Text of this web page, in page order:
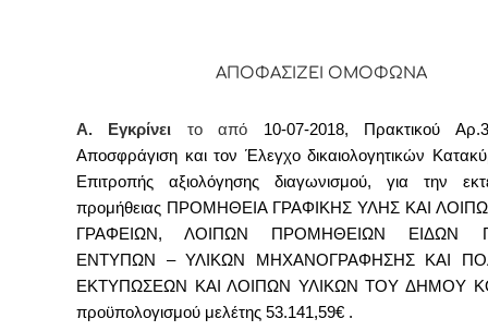
ΑΠΟΦΑΣΙΖΕΙ ΟΜΟΦΩΝΑ
Α. Εγκρίνει το από 10-07-2018, Πρακτικού
Αποσφράγιση και τον Έλεγχο δικαιολογητικών
Επιτροπής αξιολόγησης διαγωνισμού, για την
προμήθειας ΠΡΟΜΗΘΕΙΑ ΓΡΑΦΙΚΗΣ ΥΛΗΣ ΚΑΙ
ΓΡΑΦΕΙΩΝ, ΛΟΙΠΩΝ ΠΡΟΜΗΘΕΙΩΝ ΕΙΔΩΝ
ΕΝΤΥΠΩΝ – ΥΛΙΚΩΝ ΜΗΧΑΝΟΓΡΑΦΗΣΗΣ ΚΑΙ
ΕΚΤΥΠΩΣΕΩΝ ΚΑΙ ΛΟΙΠΩΝ ΥΛΙΚΩΝ ΤΟΥ ΔΗΜΟΥ
προϋπολογισμού μελέτης 53.141,59€ .